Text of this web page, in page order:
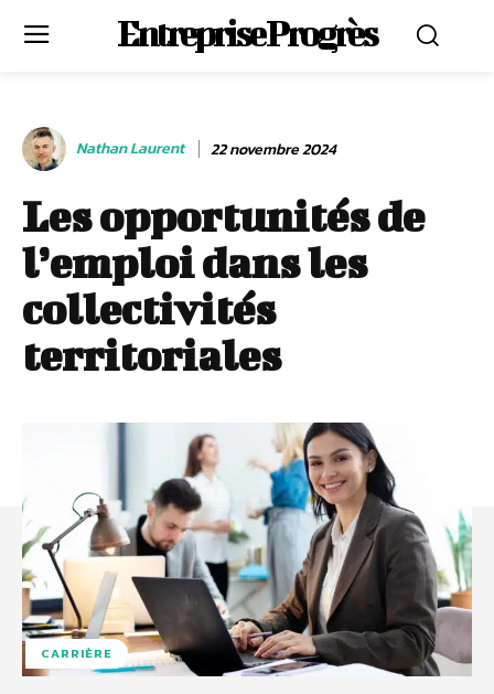
Entreprise Progrès
Nathan Laurent 22 novembre 2024
Les opportunités de
l’emploi dans les
collectivités
territoriales
CARRIÈRE